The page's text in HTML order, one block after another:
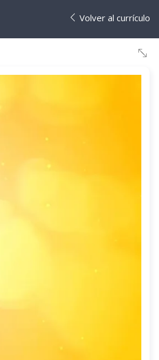
Volver al currículo